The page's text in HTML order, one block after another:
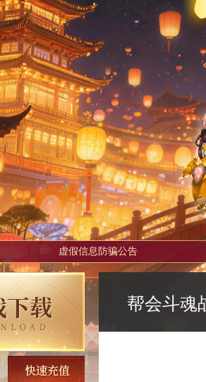
虚假信息防骗公告
帮会斗魂